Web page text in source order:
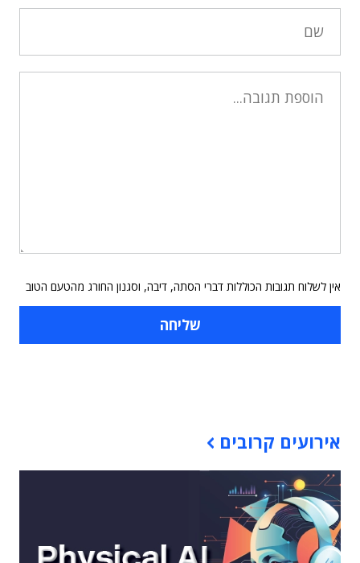
אין לשלוח תגובות הכוללות דברי הסתה, דיבה, וסגנון החורג מהטעם הטוב
אירועים קרובים